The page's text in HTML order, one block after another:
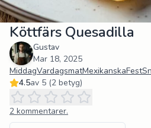
Köttfärs Quesadilla
Gustav
Mar 18, 2025
MiddagVardagsmatMexikanskaFest
4.5av 5 (2 betyg)
2 kommentarer.